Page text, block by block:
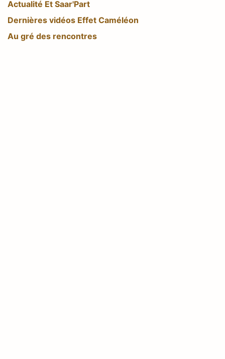
Actualité Et Saar'Part
Dernières vidéos Effet Caméléon
Au gré des rencontres